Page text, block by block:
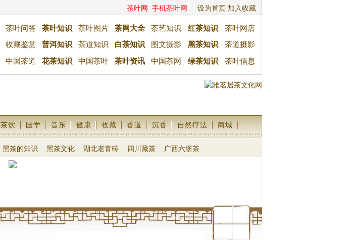
茶叶网 手机茶叶网 设为首页 加入收藏
茶叶问答 茶叶知识 茶叶图片 茶网大全 茶艺知识 红茶知识
茶叶网店
收藏鉴赏 普洱知识 茶道知识 白茶知识 图文摄影 黑茶知识 茶道摄影
中国茶道 花茶知识 中国茶叶 茶叶资讯 中国茶网 绿茶知识 茶叶信息
茶饮 国学 音乐 健康 收藏 香道 沉香 自然疗法 商城
黑茶的知识 黑茶文化 湖北老青砖 四川藏茶 广西六堡茶